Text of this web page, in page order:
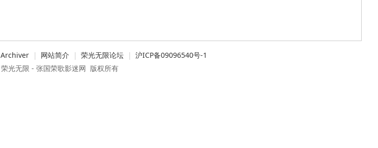
Archiver | 网站简介 | 荣光无限论坛 | 沪ICP备09096540号-1
荣光无限 - 张国荣歌影迷网 版权所有